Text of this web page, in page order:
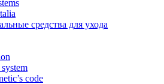
средства для ухода
code